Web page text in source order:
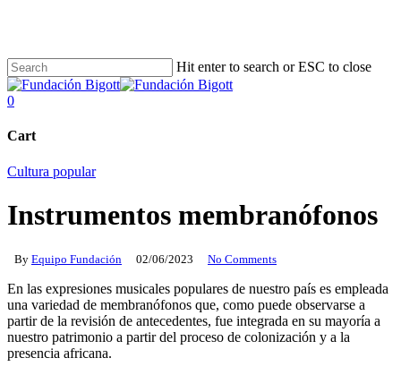
content
Hit enter to search or ESC to close
Close
Search
search
0
Cart
Close
Cultura popular
Instrumentos membranófonos
By Equipo Fundación 02/06/2023 No Comments
En las expresiones musicales populares de nuestro país es empleada
una variedad de membranófonos que, como puede observarse a
partir de la revisión de antecedentes, fue integrada en su mayoría a
nuestro patrimonio a partir del proceso de colonización y a la
presencia africana.